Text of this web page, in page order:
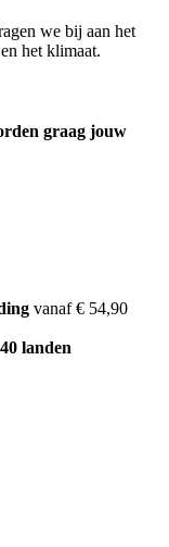
we bij aan het
het klimaat.
graag jouw
vanaf € 54,90
landen